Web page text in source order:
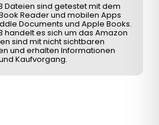
Dateien sind getestet mit dem
Reader und mobilen Apps
Documents und Apple Books.
handelt es sich um das Amazon
sind mit nicht sichtbaren
und erhalten Informationen
Kaufvorgang.